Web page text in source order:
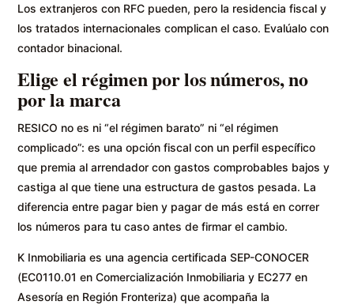
Los extranjeros con RFC pueden, pero la residencia fiscal y
los tratados internacionales complican el caso. Evalúalo con
contador binacional.
Elige el régimen por los números, no
por la marca
RESICO no es ni “el régimen barato” ni “el régimen
complicado”: es una opción fiscal con un perfil específico
que premia al arrendador con gastos comprobables bajos y
castiga al que tiene una estructura de gastos pesada. La
diferencia entre pagar bien y pagar de más está en correr
los números para tu caso antes de firmar el cambio.
K Inmobiliaria es una agencia certificada SEP-CONOCER
(EC0110.01 en Comercialización Inmobiliaria y EC277 en
Asesoría en Región Fronteriza) que acompaña la